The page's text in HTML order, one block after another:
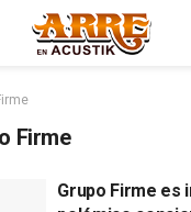
Firme
Grupo Firme es